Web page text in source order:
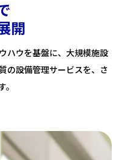
開
ハウを基盤に、大規模施設
の設備管理サービスを、さ